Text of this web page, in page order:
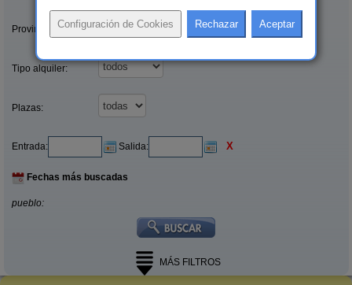
Provincias/Islas:
Tipo alquiler:
Plazas:
Entrada: Salida: X
Fechas más buscadas
pueblo:
MÁS FILTROS